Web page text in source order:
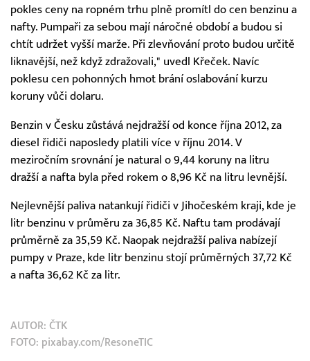
pokles ceny na ropném trhu plně promítl do cen benzinu a
nafty. Pumpaři za sebou mají náročné období a budou si
chtít udržet vyšší marže. Při zlevňování proto budou určitě
liknavější, než když zdražovali," uvedl Křeček. Navíc
poklesu cen pohonných hmot brání oslabování kurzu
koruny vůči dolaru.
Benzin v Česku zůstává nejdražší od konce října 2012, za
diesel řidiči naposledy platili více v říjnu 2014. V
meziročním srovnání je natural o 9,44 koruny na litru
dražší a nafta byla před rokem o 8,96 Kč na litru levnější.
Nejlevnější paliva natankují řidiči v Jihočeském kraji, kde je
litr benzinu v průměru za 36,85 Kč. Naftu tam prodávají
průměrně za 35,59 Kč. Naopak nejdražší paliva nabízejí
pumpy v Praze, kde litr benzinu stojí průměrných 37,72 Kč
a nafta 36,62 Kč za litr.
AUTOR: ČTK
FOTO: pixabay.com/ResoneTIC